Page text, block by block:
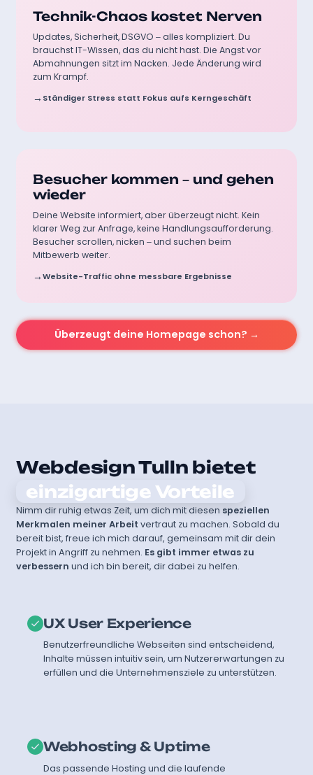
Ohne professionelle Betreuung:
Technik-Chaos kostet Nerven
Updates, Sicherheit, DSGVO – alles kompliziert. Du
brauchst IT-Wissen, das du nicht hast. Die Angst vor
Abmahnungen sitzt im Nacken. Jede Änderung wird
zum Krampf.
Ständiger Stress statt Fokus aufs Kerngeschäft
Ohne professionelle Betreuung:
Besucher kommen – und gehen
wieder
Deine Website informiert, aber überzeugt nicht. Kein
klarer Weg zur Anfrage, keine Handlungsaufforderung.
Besucher scrollen, nicken – und suchen beim
Mitbewerb weiter.
Website-Traffic ohne messbare Ergebnisse
Überzeugt deine Homepage schon? →
Webdesign Tulln bietet
einzigartige Vorteile
Nimm dir ruhig etwas Zeit, um dich mit diesen speziellen
Merkmalen meiner Arbeit vertraut zu machen. Sobald du
bereit bist, freue ich mich darauf, gemeinsam mit dir dein
Projekt in Angriff zu nehmen. Es gibt immer etwas zu
verbessern und ich bin bereit, dir dabei zu helfen.
UX User Experience
Benutzerfreundliche Webseiten sind entscheidend,
Inhalte müssen intuitiv sein, um Nutzererwartungen zu
erfüllen und die Unternehmensziele zu unterstützen.
Webhosting & Uptime
Das passende Hosting und die laufende